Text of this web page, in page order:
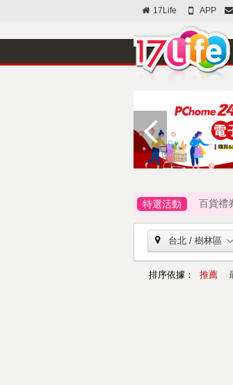
17Life APP
特選活動 百貨禮
台北 / 樹林區
排序依據： 推薦